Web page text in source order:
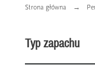
Strona główna
Typ zapachu